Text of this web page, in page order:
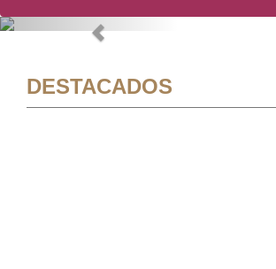
Previous
DESTACADOS